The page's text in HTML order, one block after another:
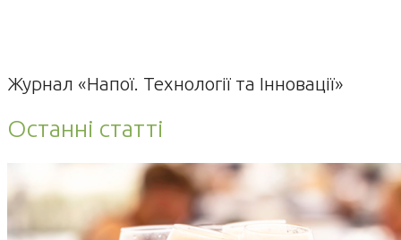
Журнал «Напої. Технології та Інновації»
Останні статті